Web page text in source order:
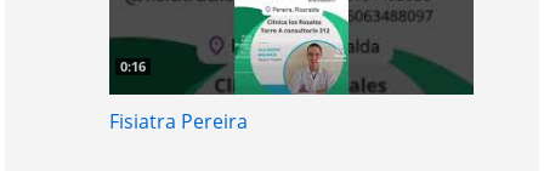
0:16
Fisiatra Pereira